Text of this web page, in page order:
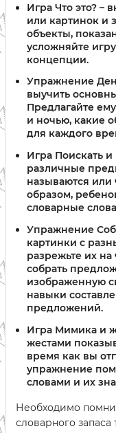
Игра Что это? –
или картинок и
объекты,
усложняйте
концепции.
Упражнение
выучить
Предлагайте
и ночью, какие
для каждого
Игра Поискать и
различные
называются или
образом,
словарные
Упражнение
картинки с
разрежьте их
собрать
изображенную
навыки
предложений.
Игра Мимика и
жестами
время как вы
упражнение
словами и их
Необходимо
словарного